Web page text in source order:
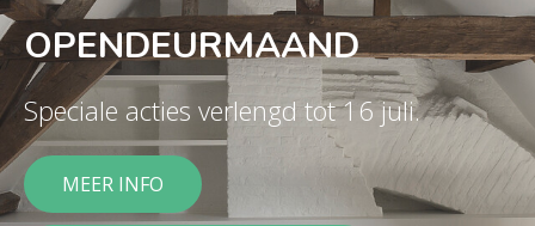
OPENDEURMAAND
Speciale acties verlengd tot 16 juli.
MEER INFO